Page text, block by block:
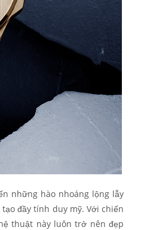
những hào nhoáng lộng lẫy
đầy tính duy mỹ. Với chiến
thuật này luôn trở nên đẹp